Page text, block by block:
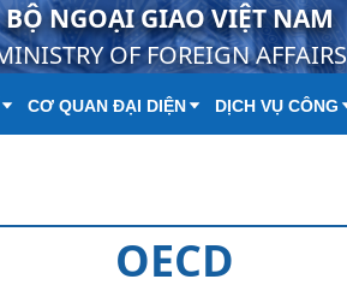
BỘ NGOẠI GIAO VIỆT NAM
OF FOREIGN AFFAIRS
CƠ QUAN ĐẠI DIỆN DỊCH VỤ CÔNG
OECD